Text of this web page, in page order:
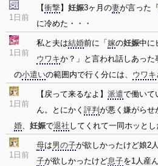
1日前
【衝撃】 妊娠3ヶ月の妻が言った『
に冷めた・・・
1日前
私と夫は結婚前に「 嫁の妊娠中に
ウワキか？」と言われ話しあっ
の小遣いの範囲内で行く分には、 ウワキ
1日前
【戻って来るなよ】 派遣で働いて
ん。とにかく 評判 が悪く嫌がらせ
婚、 妊娠で退社 してくれて一同ホッと
1日前
母は男の子が欲しかったけど娘2
子が欲しかったけど息子を1人産